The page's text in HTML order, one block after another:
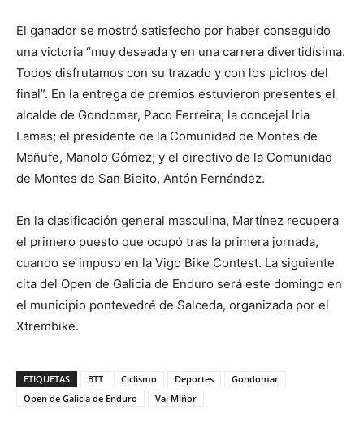
El ganador se mostró satisfecho por haber conseguido
una victoria “muy deseada y en una carrera divertidísima.
Todos disfrutamos con su trazado y con los pichos del
final”. En la entrega de premios estuvieron presentes el
alcalde de Gondomar, Paco Ferreira; la concejal Iria
Lamas; el presidente de la Comunidad de Montes de
Mañufe, Manolo Gómez; y el directivo de la Comunidad
de Montes de San Bieito, Antón Fernández.
En la clasificación general masculina, Martínez recupera
el primero puesto que ocupó tras la primera jornada,
cuando se impuso en la Vigo Bike Contest. La siguiente
cita del Open de Galicia de Enduro será este domingo en
el municipio pontevedré de Salceda, organizada por el
Xtrembike.
ETIQUETAS BTT Ciclismo Deportes
Gondomar
Open de Galicia de Enduro
Val Miñor